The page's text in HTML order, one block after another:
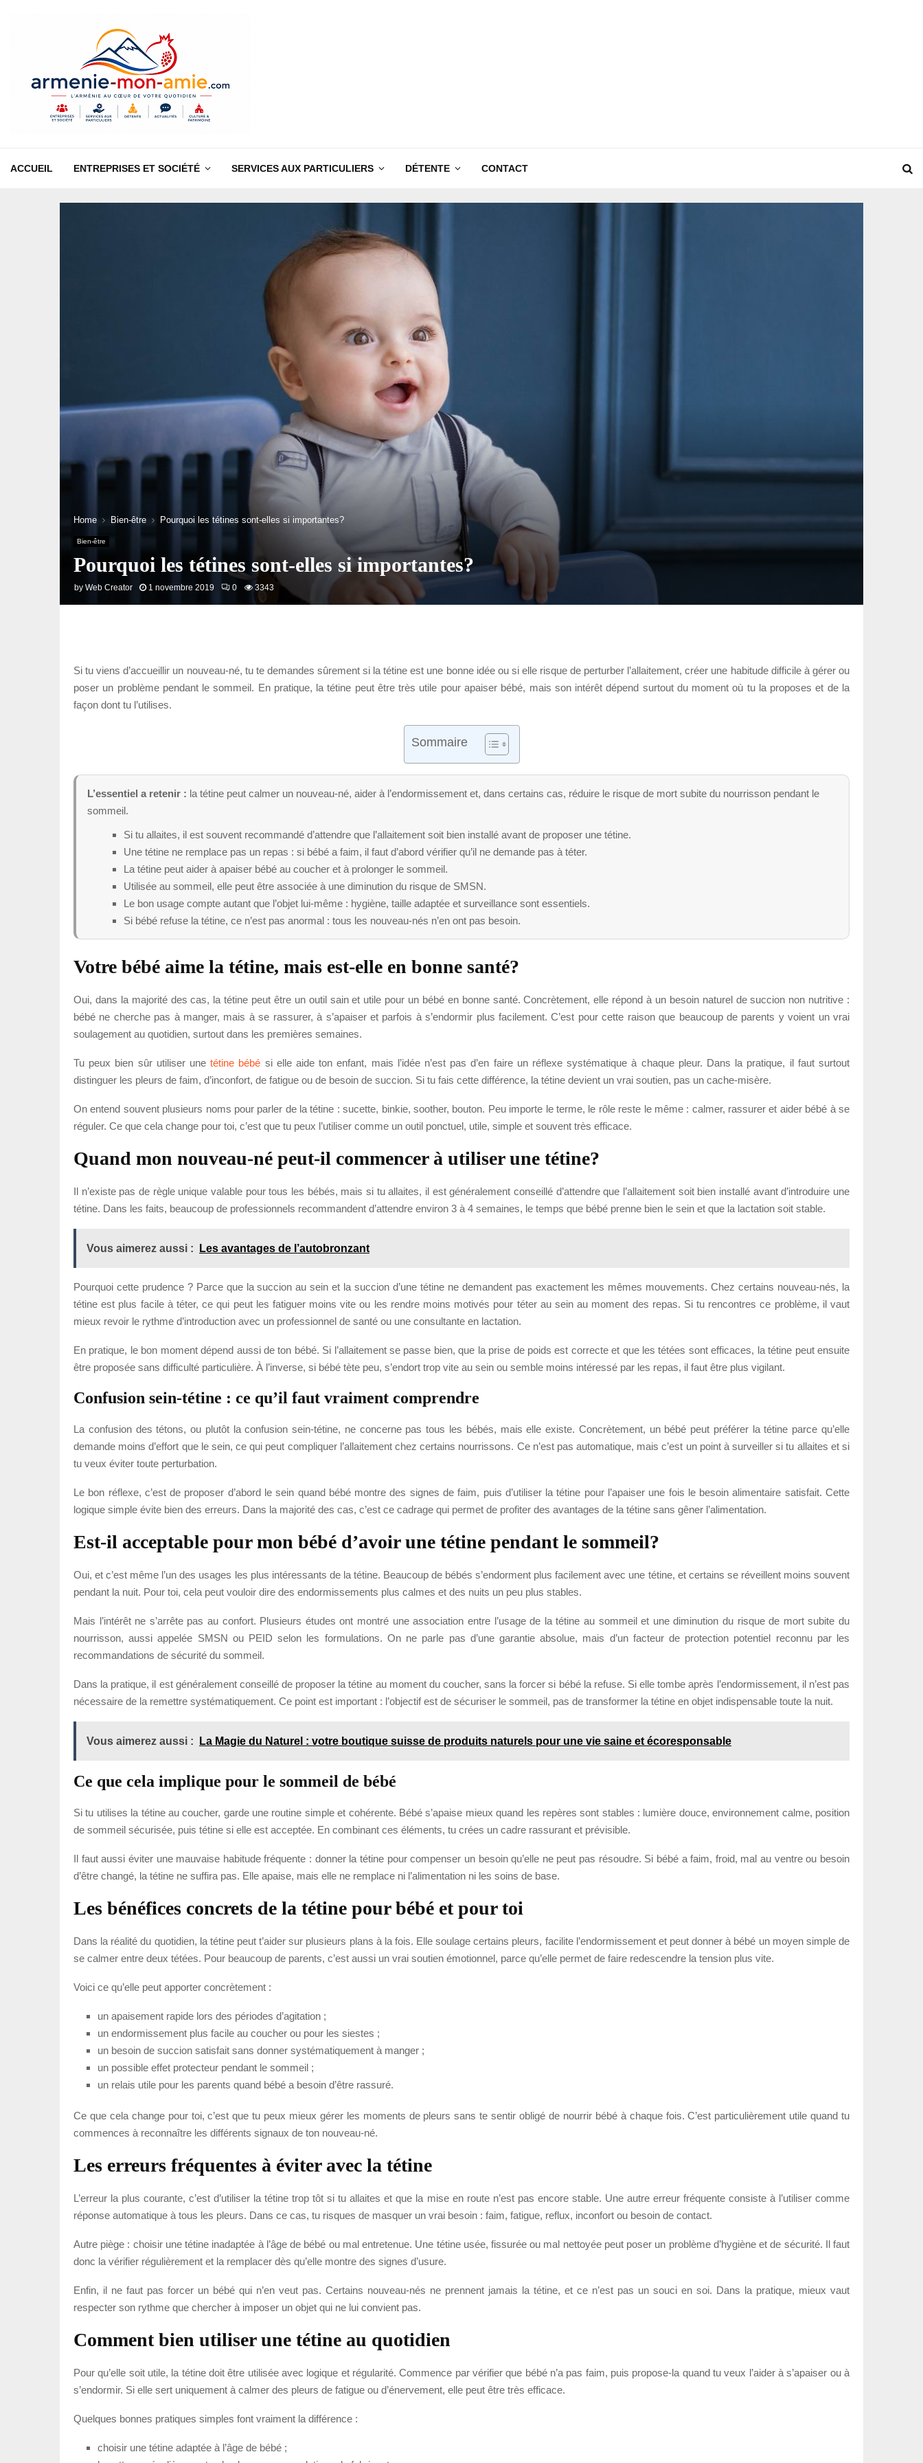
ACCUEIL ENTREPRISES ET SOCIÉTÉ SERVICES AUX PARTICULIERS DÉTENTE CONTACT
Home Bien-être Pourquoi les tétines sont-elles si importantes?
Bien-être
Pourquoi les tétines sont-elles si importantes?
by Web Creator 1 novembre 2019 0 3343
Si tu viens d’accueillir un nouveau-né, tu te demandes sûrement si la tétine est une bonne idée ou si elle risque de perturber l’allaitement, créer une habitude difficile à gérer ou
poser un problème pendant le sommeil. En pratique, la tétine peut être très utile pour apaiser bébé, mais son intérêt dépend surtout du moment où tu la proposes et de la
façon dont tu l’utilises.
Sommaire
L’essentiel a retenir : la tétine peut calmer un nouveau-né, aider à l’endormissement et, dans certains cas, réduire le risque de mort subite du nourrisson pendant le
sommeil.
Si tu allaites, il est souvent recommandé d’attendre que l’allaitement soit bien installé avant de proposer une tétine.
Une tétine ne remplace pas un repas : si bébé a faim, il faut d’abord vérifier qu’il ne demande pas à téter.
La tétine peut aider à apaiser bébé au coucher et à prolonger le sommeil.
Utilisée au sommeil, elle peut être associée à une diminution du risque de SMSN.
Le bon usage compte autant que l’objet lui-même : hygiène, taille adaptée et surveillance sont essentiels.
Si bébé refuse la tétine, ce n’est pas anormal : tous les nouveau-nés n’en ont pas besoin.
Votre bébé aime la tétine, mais est-elle en bonne santé?
Oui, dans la majorité des cas, la tétine peut être un outil sain et utile pour un bébé en bonne santé. Concrètement, elle répond à un besoin naturel de succion non nutritive :
bébé ne cherche pas à manger, mais à se rassurer, à s’apaiser et parfois à s’endormir plus facilement. C’est pour cette raison que beaucoup de parents y voient un vrai
soulagement au quotidien, surtout dans les premières semaines.
Tu peux bien sûr utiliser unetétine bébé si elle aide ton enfant, mais l’idée n’est pas d’en faire un réflexe systématique à chaque pleur. Dans la pratique, il faut surtout
distinguer les pleurs de faim, d’inconfort, de fatigue ou de besoin de succion. Si tu fais cette différence, la tétine devient un vrai soutien, pas un cache-misère.
On entend souvent plusieurs noms pour parler de la tétine : sucette, binkie, soother, bouton. Peu importe le terme, le rôle reste le même : calmer, rassurer et aider bébé à se
réguler. Ce que cela change pour toi, c’est que tu peux l’utiliser comme un outil ponctuel, utile, simple et souvent très efficace.
Quand mon nouveau-né peut-il commencer à utiliser une tétine?
Il n’existe pas de règle unique valable pour tous les bébés, mais si tu allaites, il est généralement conseillé d’attendre que l’allaitement soit bien installé avant d’introduire une
tétine. Dans les faits, beaucoup de professionnels recommandent d’attendre environ 3 à 4 semaines, le temps que bébé prenne bien le sein et que la lactation soit stable.
Vous aimerez aussi : Les avantages de l’autobronzant
Pourquoi cette prudence ? Parce que la succion au sein et la succion d’une tétine ne demandent pas exactement les mêmes mouvements. Chez certains nouveau-nés, la
tétine est plus facile à téter, ce qui peut les fatiguer moins vite ou les rendre moins motivés pour téter au sein au moment des repas. Si tu rencontres ce problème, il vaut
mieux revoir le rythme d’introduction avec un professionnel de santé ou une consultante en lactation.
En pratique, le bon moment dépend aussi de ton bébé. Si l’allaitement se passe bien, que la prise de poids est correcte et que les tétées sont efficaces, la tétine peut ensuite
être proposée sans difficulté particulière. À l’inverse, si bébé tète peu, s’endort trop vite au sein ou semble moins intéressé par les repas, il faut être plus vigilant.
Confusion sein-tétine : ce qu’il faut vraiment comprendre
La confusion des tétons, ou plutôt la confusion sein-tétine, ne concerne pas tous les bébés, mais elle existe. Concrètement, un bébé peut préférer la tétine parce qu’elle
demande moins d’effort que le sein, ce qui peut compliquer l’allaitement chez certains nourrissons. Ce n’est pas automatique, mais c’est un point à surveiller si tu allaites et si
tu veux éviter toute perturbation.
Le bon réflexe, c’est de proposer d’abord le sein quand bébé montre des signes de faim, puis d’utiliser la tétine pour l’apaiser une fois le besoin alimentaire satisfait. Cette
logique simple évite bien des erreurs. Dans la majorité des cas, c’est ce cadrage qui permet de profiter des avantages de la tétine sans gêner l’alimentation.
Est-il acceptable pour mon bébé d’avoir une tétine pendant le sommeil?
Oui, et c’est même l’un des usages les plus intéressants de la tétine. Beaucoup de bébés s’endorment plus facilement avec une tétine, et certains se réveillent moins souvent
pendant la nuit. Pour toi, cela peut vouloir dire des endormissements plus calmes et des nuits un peu plus stables.
Mais l’intérêt ne s’arrête pas au confort. Plusieurs études ont montré une association entre l’usage de la tétine au sommeil et une diminution du risque de mort subite du
nourrisson, aussi appelée SMSN ou PEID selon les formulations. On ne parle pas d’une garantie absolue, mais d’un facteur de protection potentiel reconnu par les
recommandations de sécurité du sommeil.
Dans la pratique, il est généralement conseillé de proposer la tétine au moment du coucher, sans la forcer si bébé la refuse. Si elle tombe après l’endormissement, il n’est pas
nécessaire de la remettre systématiquement. Ce point est important : l’objectif est de sécuriser le sommeil, pas de transformer la tétine en objet indispensable toute la nuit.
Vous aimerez aussi : La Magie du Naturel : votre boutique suisse de produits naturels pour une vie saine et écoresponsable
Ce que cela implique pour le sommeil de bébé
Si tu utilises la tétine au coucher, garde une routine simple et cohérente. Bébé s’apaise mieux quand les repères sont stables : lumière douce, environnement calme, position
de sommeil sécurisée, puis tétine si elle est acceptée. En combinant ces éléments, tu crées un cadre rassurant et prévisible.
Il faut aussi éviter une mauvaise habitude fréquente : donner la tétine pour compenser un besoin qu’elle ne peut pas résoudre. Si bébé a faim, froid, mal au ventre ou besoin
d’être changé, la tétine ne suffira pas. Elle apaise, mais elle ne remplace ni l’alimentation ni les soins de base.
Les bénéfices concrets de la tétine pour bébé et pour toi
Dans la réalité du quotidien, la tétine peut t’aider sur plusieurs plans à la fois. Elle soulage certains pleurs, facilite l’endormissement et peut donner à bébé un moyen simple de
se calmer entre deux tétées. Pour beaucoup de parents, c’est aussi un vrai soutien émotionnel, parce qu’elle permet de faire redescendre la tension plus vite.
Voici ce qu’elle peut apporter concrètement :
un apaisement rapide lors des périodes d’agitation ;
un endormissement plus facile au coucher ou pour les siestes ;
un besoin de succion satisfait sans donner systématiquement à manger ;
un possible effet protecteur pendant le sommeil ;
un relais utile pour les parents quand bébé a besoin d’être rassuré.
Ce que cela change pour toi, c’est que tu peux mieux gérer les moments de pleurs sans te sentir obligé de nourrir bébé à chaque fois. C’est particulièrement utile quand tu
commences à reconnaître les différents signaux de ton nouveau-né.
Les erreurs fréquentes à éviter avec la tétine
L’erreur la plus courante, c’est d’utiliser la tétine trop tôt si tu allaites et que la mise en route n’est pas encore stable. Une autre erreur fréquente consiste à l’utiliser comme
réponse automatique à tous les pleurs. Dans ce cas, tu risques de masquer un vrai besoin : faim, fatigue, reflux, inconfort ou besoin de contact.
Autre piège : choisir une tétine inadaptée à l’âge de bébé ou mal entretenue. Une tétine usée, fissurée ou mal nettoyée peut poser un problème d’hygiène et de sécurité. Il faut
donc la vérifier régulièrement et la remplacer dès qu’elle montre des signes d’usure.
Enfin, il ne faut pas forcer un bébé qui n’en veut pas. Certains nouveau-nés ne prennent jamais la tétine, et ce n’est pas un souci en soi. Dans la pratique, mieux vaut
respecter son rythme que chercher à imposer un objet qui ne lui convient pas.
Comment bien utiliser une tétine au quotidien
Pour qu’elle soit utile, la tétine doit être utilisée avec logique et régularité. Commence par vérifier que bébé n’a pas faim, puis propose-la quand tu veux l’aider à s’apaiser ou à
s’endormir. Si elle sert uniquement à calmer des pleurs de fatigue ou d’énervement, elle peut être très efficace.
Quelques bonnes pratiques simples font vraiment la différence :
choisir une tétine adaptée à l’âge de bébé ;